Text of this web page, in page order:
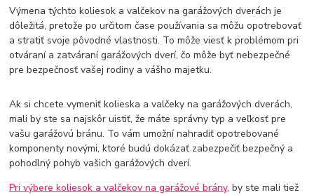
Výmena týchto koliesok a valčekov na garážových dverách je
dôležitá, pretože po určitom čase používania sa môžu opotrebovať
a stratiť svoje pôvodné vlastnosti. To môže viesť k problémom pri
otváraní a zatváraní garážových dverí, čo môže byť nebezpečné
pre bezpečnosť vašej rodiny a vášho majetku.
Ak si chcete vymeniť kolieska a valčeky na garážových dverách,
mali by ste sa najskôr uistiť, že máte správny typ a veľkosť pre
vašu garážovú bránu. To vám umožní nahradiť opotrebované
komponenty novými, ktoré budú dokázať zabezpečiť bezpečný a
pohodlný pohyb vašich garážových dverí.
Pri výbere koliesok a valčekov na garážové brány, by ste mali tiež